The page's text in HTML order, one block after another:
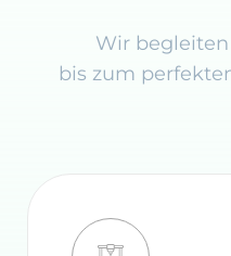
Wir begleiten
bis zum